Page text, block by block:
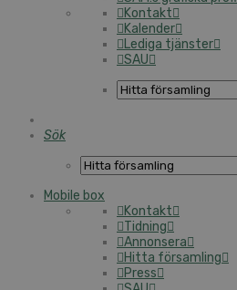
Kontakt
Kalender
Lediga tjänster
SAU
Sök
Mobile box
Kontakt
Tidning
Annonsera
Hitta församling
Press